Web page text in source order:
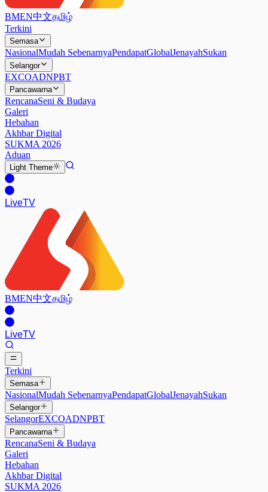
BMEN中文தமிழ்
Terkini
Semasa
NasionalMudah SebenarnyaPendapatGlobalJenayahSukan
Selangor
EXCOADNPBT
Pancawarna
RencanaSeni & Budaya
Galeri
Hebahan
Akhbar Digital
SUKMA 2026
Aduan
Light Theme
LiveTV
BMEN中文தமிழ்
LiveTV
Terkini
Semasa
NasionalMudah SebenarnyaPendapatGlobalJenayahSukan
Selangor
SelangorEXCOADNPBT
Pancawarna
RencanaSeni & Budaya
Galeri
Hebahan
Akhbar Digital
SUKMA 2026